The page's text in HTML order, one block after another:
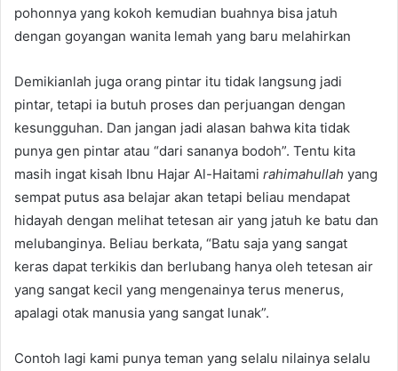
pohonnya yang kokoh kemudian buahnya bisa jatuh
dengan goyangan wanita lemah yang baru melahirkan
Demikianlah juga orang pintar itu tidak langsung jadi
pintar, tetapi ia butuh proses dan perjuangan dengan
kesungguhan. Dan jangan jadi alasan bahwa kita tidak
punya gen pintar atau “dari sananya bodoh”. Tentu kita
masih ingat kisah Ibnu Hajar Al-Haitami rahimahullah yang
sempat putus asa belajar akan tetapi beliau mendapat
hidayah dengan melihat tetesan air yang jatuh ke batu dan
melubanginya. Beliau berkata, “Batu saja yang sangat
keras dapat terkikis dan berlubang hanya oleh tetesan air
yang sangat kecil yang mengenainya terus menerus,
apalagi otak manusia yang sangat lunak”.
Contoh lagi kami punya teman yang selalu nilainya selalu